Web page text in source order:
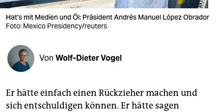
verlag
verlag
veranstaltungen
shop
unterstützen
Hat's mit Medien und Öl: Präsident Andrés Manuel López Obrador
Foto: Mexico Presidency/reuters
Von Wolf-Dieter Vogel
Er hätte einfach einen Rückzieher machen und
sich entschuldigen können. Er hätte sagen